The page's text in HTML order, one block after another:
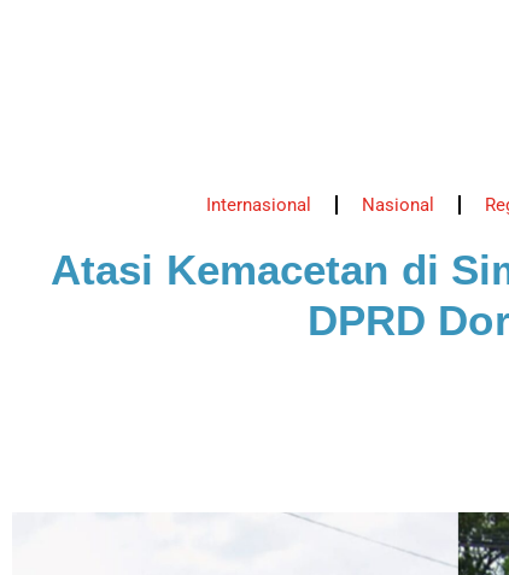
Internasional Nasional
Atasi Kemacetan di
DPRD